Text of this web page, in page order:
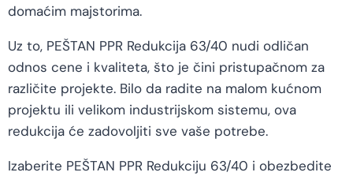
domaćim majstorima.
Uz to, PEŠTAN PPR Redukcija 63/40 nudi odličan
odnos cene i kvaliteta, što je čini pristupačnom za
različite projekte. Bilo da radite na malom kućnom
projektu ili velikom industrijskom sistemu, ova
redukcija će zadovoljiti sve vaše potrebe.
Izaberite PEŠTAN PPR Redukciju 63/40 i obezbedite